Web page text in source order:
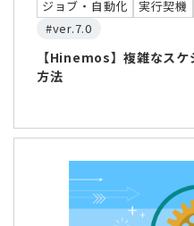
ジョブ・自動化 実行契機
#ver.7.0
【Hinemos】複雑なスケ
方法